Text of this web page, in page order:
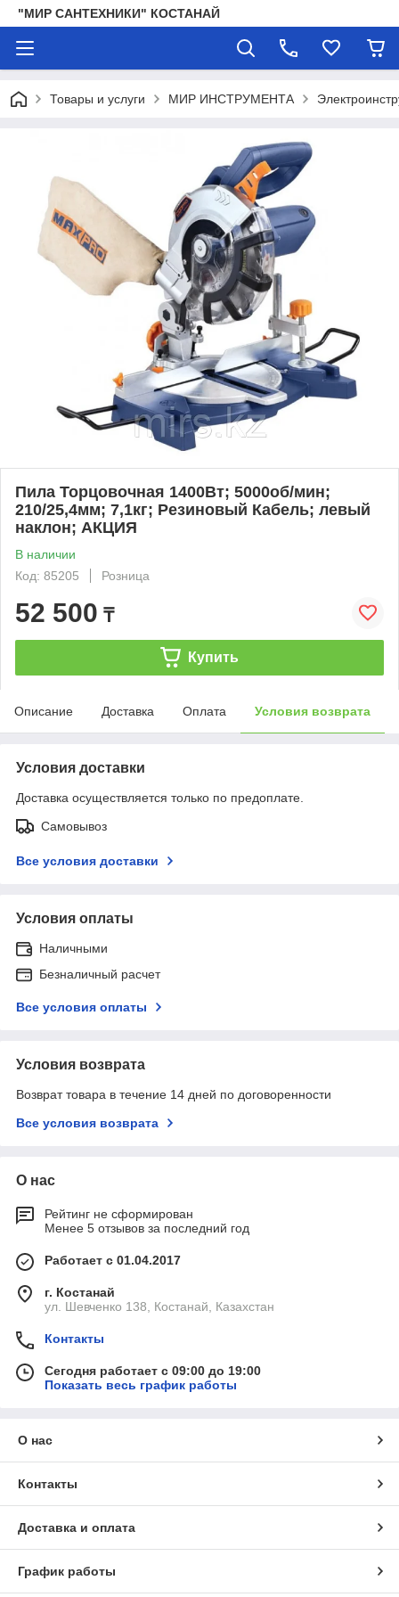
"МИР САНТЕХНИКИ" КОСТАНАЙ
Товары и услуги МИР ИНСТРУМЕНТА
Пила Торцовочная 1400Вт; 5000об/мин;
210/25,4мм; 7,1кг; Резиновый Кабель; левый
наклон; АКЦИЯ
В наличии
Код: 85205
Розница
52 500 ₸
Купить
Описание Доставка Оплата Условия возврата
Условия доставки
Доставка осуществляется только по предоплате.
Самовывоз
Все условия доставки
Условия оплаты
Наличными
Безналичный расчет
Все условия оплаты
Условия возврата
Возврат товара в течение 14 дней по договоренности
Все условия возврата
О нас
Рейтинг не сформирован
Менее 5 отзывов за последний год
Работает с 01.04.2017
г. Костанай
ул. Шевченко 138, Костанай, Казахстан
Контакты
Сегодня работает с 09:00 до 19:00
Показать весь график работы
О нас
Контакты
Доставка и оплата
График работы